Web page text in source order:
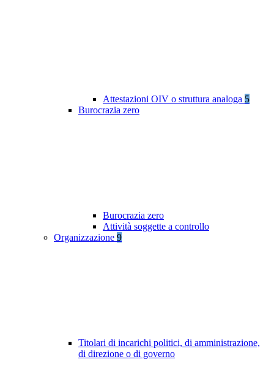
Attestazioni OIV o struttura analoga 5
Burocrazia zero
Burocrazia zero
Attività soggette a controllo
Organizzazione 9
Titolari di incarichi politici, di amministrazione,
di direzione o di governo